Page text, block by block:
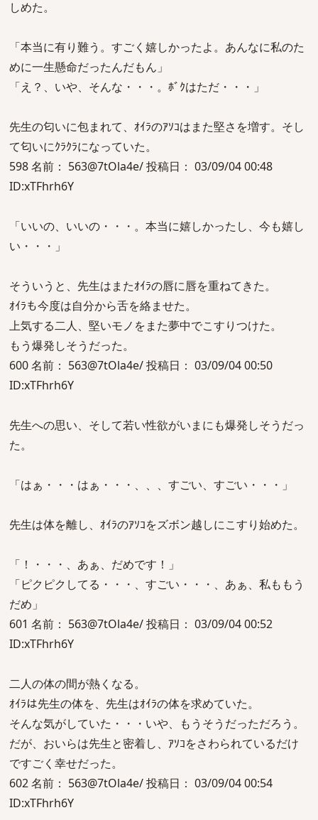
しめた。
「本当に有り難う。すごく嬉しかったよ。あんなに私のた
めに一生懸命だったんだもん」
「え？、いや、そんな・・・。ﾎﾞｸはただ・・・」
先生の匂いに包まれて、ｵｲﾗのｱｿｺはまた堅さを増す。そし
て匂いにｸﾗｸﾗになっていた。
598 名前： 563@7tOla4e/ 投稿日： 03/09/04 00:48
ID:xTFhrh6Y
「いいの、いいの・・・。本当に嬉しかったし、今も嬉し
い・・・」
そういうと、先生はまたｵｲﾗの唇に唇を重ねてきた。
ｵｲﾗも今度は自分から舌を絡ませた。
上気する二人、堅いモノをまた夢中でこすりつけた。
もう爆発しそうだった。
600 名前： 563@7tOla4e/ 投稿日： 03/09/04 00:50
ID:xTFhrh6Y
先生への思い、そして若い性欲がいまにも爆発しそうだっ
た。
「はぁ・・・はぁ・・・、、、すごい、すごい・・・」
先生は体を離し、ｵｲﾗのｱｿｺをズボン越しにこすり始めた。
「！・・・、あぁ、だめです！」
「ピクピクしてる・・・、すごい・・・、あぁ、私ももう
だめ」
601 名前： 563@7tOla4e/ 投稿日： 03/09/04 00:52
ID:xTFhrh6Y
二人の体の間が熱くなる。
ｵｲﾗは先生の体を、先生はｵｲﾗの体を求めていた。
そんな気がしていた・・・いや、もうそうだっただろう。
だが、おいらは先生と密着し、ｱｿｺをさわられているだけ
ですごく幸せだった。
602 名前： 563@7tOla4e/ 投稿日： 03/09/04 00:54
ID:xTFhrh6Y